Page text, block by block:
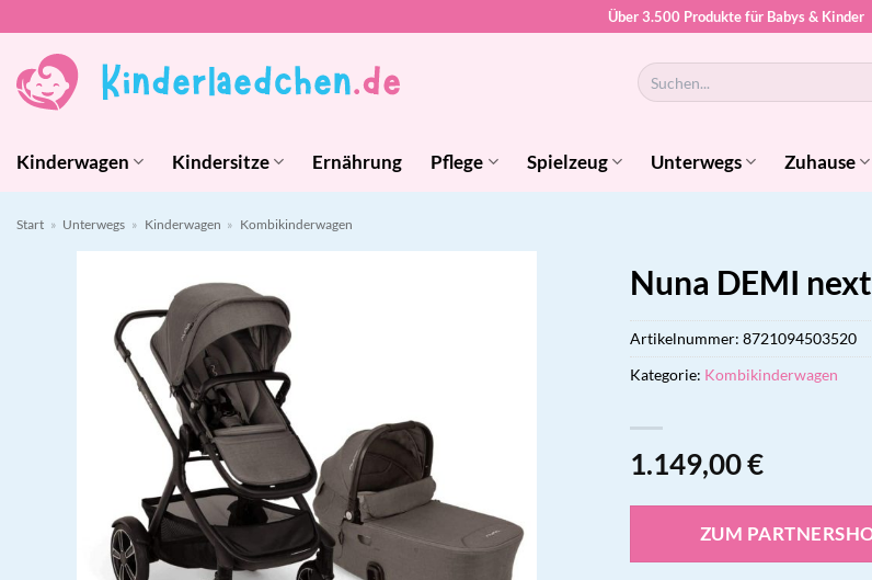
springen
Über 3.500 Produkte für Babys & Kinder
Suchen
nach:
Kinderwagen Kindersitze Ernährung Pflege Spielzeug Unterwegs Zuhause
Start » Unterwegs » Kinderwagen » Kombikinderwagen
Nuna DEMI
1.149,00€
ZUM
Artikelnummer: 8721094503520
Kategorie: Kombikinderwagen